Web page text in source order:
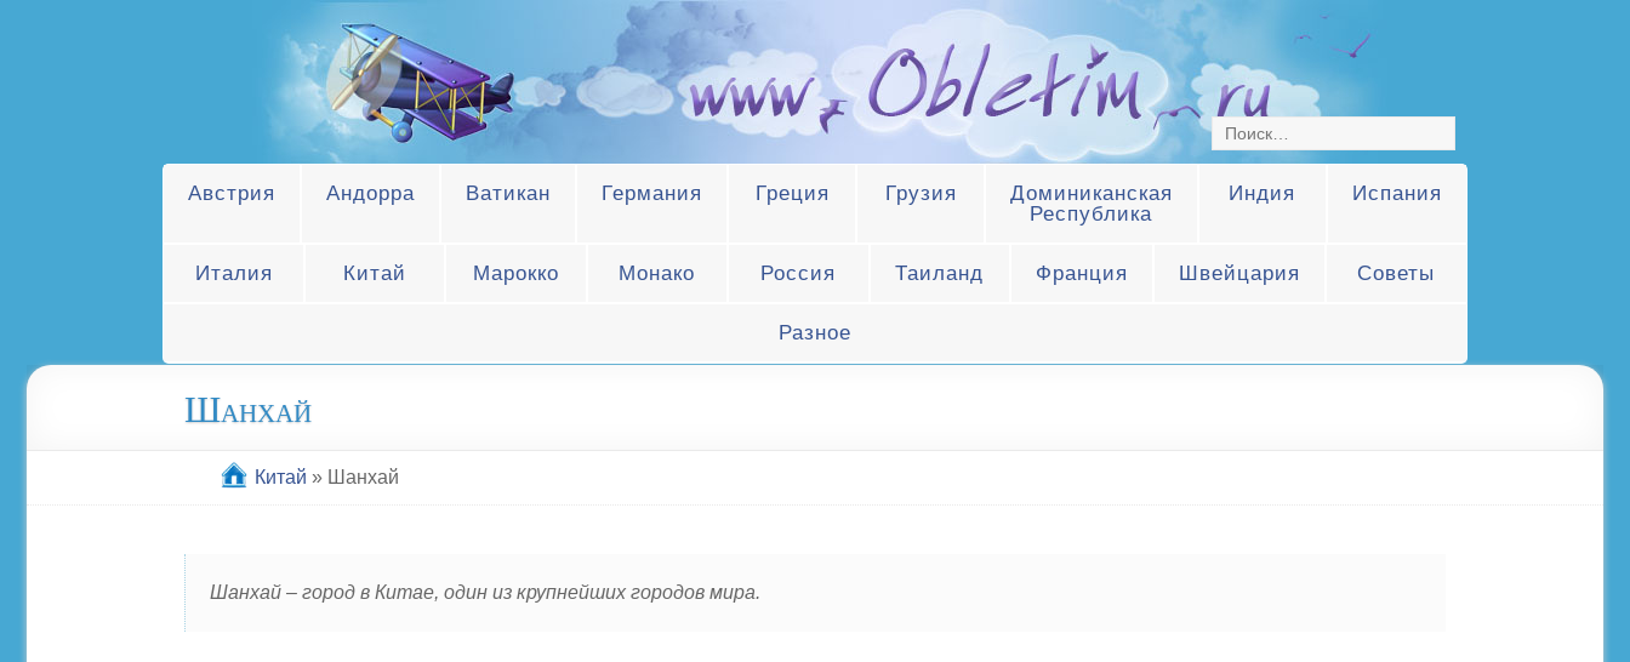
Австрия Андорра Ватикан Германия Греция Грузия
Доминиканская
Республика
Индия Испания
Италия Китай Марокко Монако Россия Таиланд Франция Швейцария Советы
Разное
Шанхай
Китай » Шанхай
Шанхай – город в Китае, один из крупнейших городов мира.